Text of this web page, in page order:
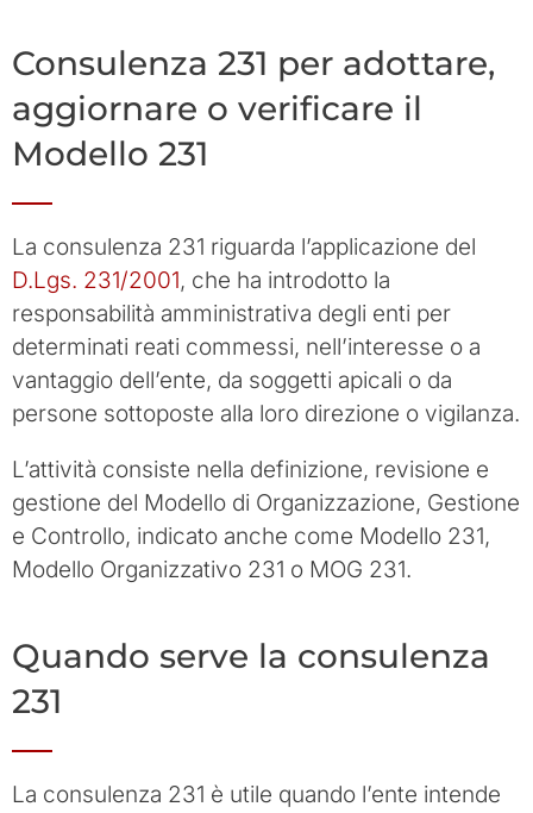
Consulenza 231 per adottare,
aggiornare o verificare il
Modello 231
La consulenza 231 riguarda l’applicazione del
D.Lgs. 231/2001, che ha introdotto la
responsabilità amministrativa degli enti per
determinati reati commessi, nell’interesse o a
vantaggio dell’ente, da soggetti apicali o da
persone sottoposte alla loro direzione o vigilanza.
L’attività consiste nella definizione, revisione e
gestione del Modello di Organizzazione, Gestione
e Controllo, indicato anche come Modello 231,
Modello Organizzativo 231 o MOG 231.
Quando serve la consulenza
231
La consulenza 231 è utile quando l’ente intende